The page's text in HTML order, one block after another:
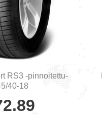
RS3 -pinnoitettu-
40-18